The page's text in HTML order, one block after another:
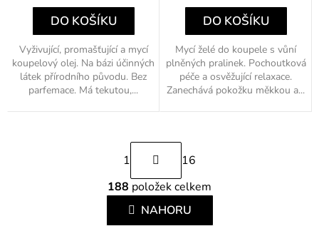
DO KOŠÍKU
Vyživující, promašťující a mycí
koupelový olej. Na bázi účinných
látek přírodního původu. Bez
parfemace. Má tekutou,...
DO KOŠÍKU
Mycí želé do koupele s vůní
plněných pralinek. Pochoutková
péče a osvěžující relaxace.
Zanechává pokožku měkkou a...
O
v
l
r
á
n
1
16
188 položek celkem
NAHORU